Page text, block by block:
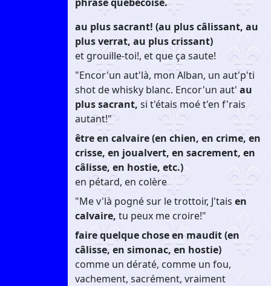
au plus sacrant! (au plus câlissant, au
plus verrat, au plus crissant)
et grouille-toi!, et que ça saute!
"Encor'un aut'là, mon Alban, un aut'p'ti
shot de whisky blanc. Encor'un aut' au
plus sacrant, si t'étais moé t'en f'rais
autant!"
être en calvaire (en chien, en crime, en
crisse, en joualvert, en sacrement, en
câlisse, en hostie, etc.)
en pétard, en colère
"Me v'là pogné sur le trottoir, J'tais en
calvaire, tu peux me croire!"
faire quelque chose en maudit (en
câlisse, en simonac, en hostie)
comme un dératé, comme un fou,
vachement, sacrément, vraiment